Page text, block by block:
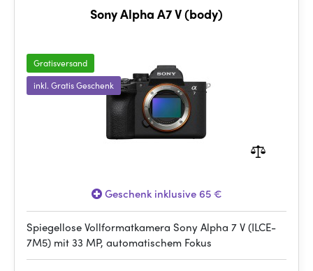
Sony Alpha A7 V (body)
Gratisversand
inkl. Gratis Geschenk
Geschenk inklusive 65 €
Spiegellose Vollformatkamera Sony Alpha 7 V (ILCE-
7M5) mit 33 MP, automatischem Fokus